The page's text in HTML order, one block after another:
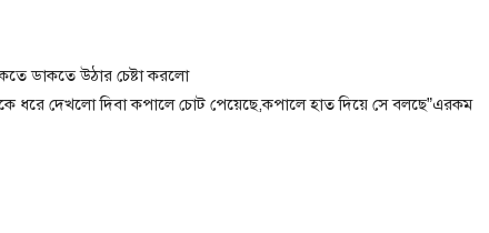
ডাকতে উঠার চেষ্টা করলো
ধরে দেখলো দিবা কপালে চোট পেয়েছে,কপালে হাত দিয়ে সে বলছে”এরকম